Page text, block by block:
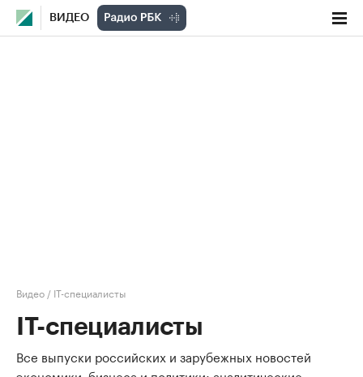
ВИДЕО
Видео / IT-специалисты
IT-специалисты
Все выпуски российских и зарубежных новостей